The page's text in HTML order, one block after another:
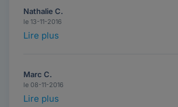
Nathalie C.
le 13-11-2016
Lire plus
Marc C.
le 08-11-2016
Lire plus